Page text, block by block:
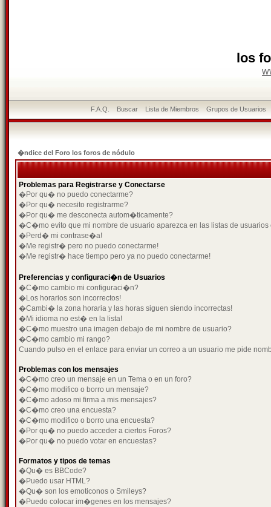
los
F.A.Q. Buscar Lista de Miembros Grupos de Usuarios
�ndice del Foro los foros de nódulo
Problemas para Registrarse y Conectarse
�Por qu� no puedo conectarme?
�Por qu� necesito registrarme?
�Por qu� me desconecta autom�ticamente?
�C�mo evito que mi nombre de usuario aparezca en las listas de usuarios
�Perd� mi contrase�a!
�Me registr� pero no puedo conectarme!
�Me registr� hace tiempo pero ya no puedo conectarme!
Preferencias y configuraci�n de Usuarios
�C�mo cambio mi configuraci�n?
�Los horarios son incorrectos!
�Cambi� la zona horaria y las horas siguen siendo incorrectas!
�Mi idioma no est� en la lista!
�C�mo muestro una imagen debajo de mi nombre de usuario?
�C�mo cambio mi rango?
Cuando pulso en el enlace para enviar un correo a un usuario me pide
Problemas con los mensajes
�C�mo creo un mensaje en un Tema o en un foro?
�C�mo modifico o borro un mensaje?
�C�mo adoso mi firma a mis mensajes?
�C�mo creo una encuesta?
�C�mo modifico o borro una encuesta?
�Por qu� no puedo acceder a ciertos Foros?
�Por qu� no puedo votar en encuestas?
Formatos y tipos de temas
�Qu� es BBCode?
�Puedo usar HTML?
�Qu� son los emoticonos o Smileys?
�Puedo colocar im�genes en los mensajes?